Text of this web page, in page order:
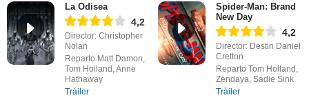
La Odisea
4,2
Director: Christopher
Nolan
Reparto Matt Damon,
Tom Holland, Anne
Hathaway
Tráiler
Spider-Man: Brand
New Day
4,2
Director: Destin Daniel
Cretton
Reparto Tom Holland,
Zendaya, Sadie Sink
Tráiler